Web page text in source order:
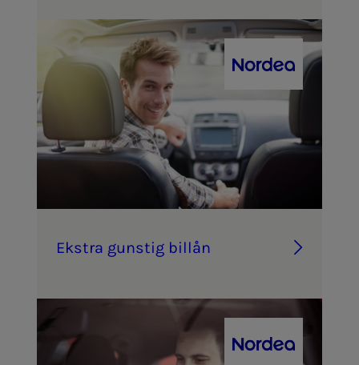
Eks­tra guns­­­tig bil­lån